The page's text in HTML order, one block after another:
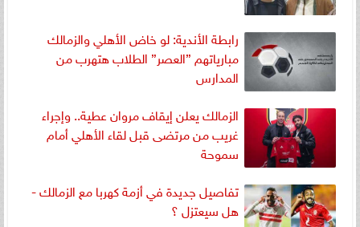
رابطة الأندية: لو خاض الأهلي والزمالك
مبارياتهم ”العصر” الطلاب هتهرب من
المدارس
الزمالك يعلن إيقاف مروان عطية.. وإجراء
غريب من مرتضى قبل لقاء الأهلي أمام
سموحة
تفاصيل جديدة في أزمة كهربا مع الزمالك -
هل سيعتزل ؟